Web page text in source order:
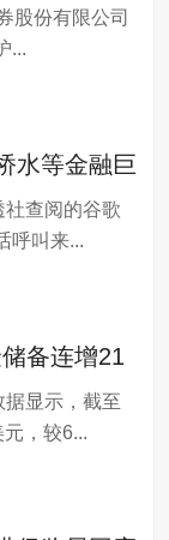
股份有限公司
...
水等金融巨
查阅的谷歌
呼叫来...
备连增21
显示，截至
，较6...